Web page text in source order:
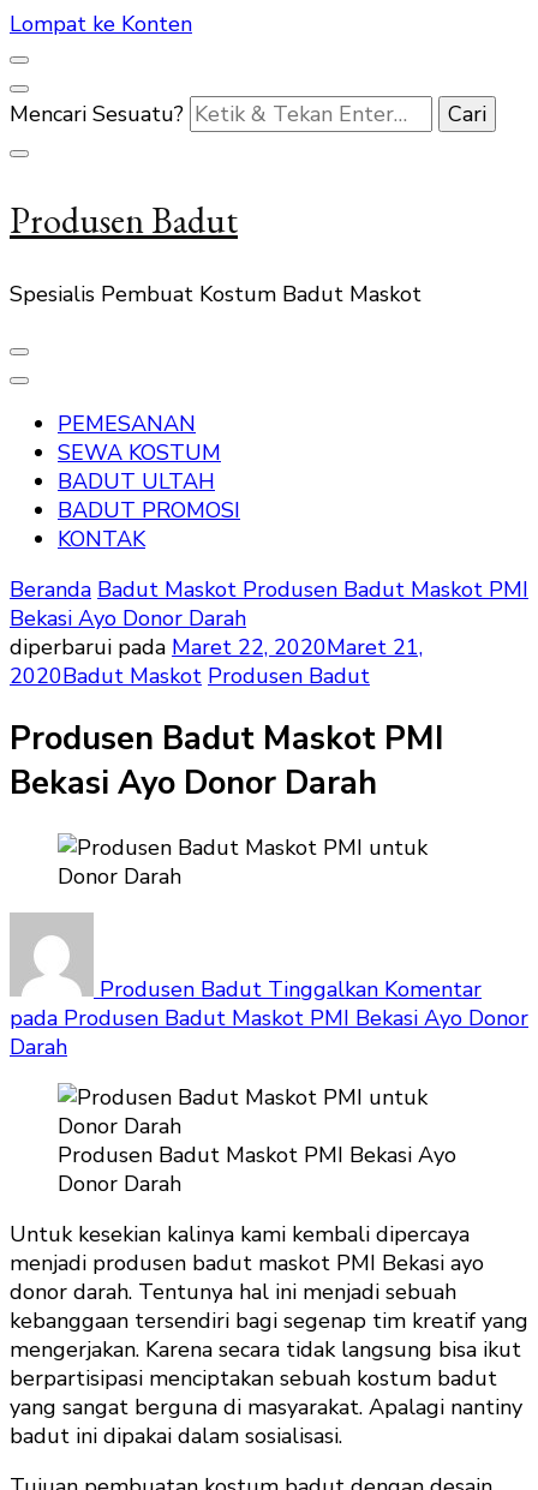
Lompat ke Konten
Mencari Sesuatu?
Produsen Badut
Spesialis Pembuat Kostum Badut Maskot
PEMESANAN
SEWA KOSTUM
BADUT ULTAH
BADUT PROMOSI
KONTAK
Beranda Badut Maskot Produsen Badut Maskot PMI
Bekasi Ayo Donor Darah
diperbarui pada Maret 22, 2020Maret 21,
2020Badut Maskot Produsen Badut
Produsen Badut Maskot PMI
Bekasi Ayo Donor Darah
Produsen Badut Tinggalkan Komentar
pada Produsen Badut Maskot PMI Bekasi Ayo Donor
Darah
Produsen Badut Maskot PMI Bekasi Ayo
Donor Darah
Untuk kesekian kalinya kami kembali dipercaya
menjadi produsen badut maskot PMI Bekasi ayo
donor darah. Tentunya hal ini menjadi sebuah
kebanggaan tersendiri bagi segenap tim kreatif yang
mengerjakan. Karena secara tidak langsung bisa ikut
berpartisipasi menciptakan sebuah kostum badut
yang sangat berguna di masyarakat. Apalagi nantiny
badut ini dipakai dalam sosialisasi.